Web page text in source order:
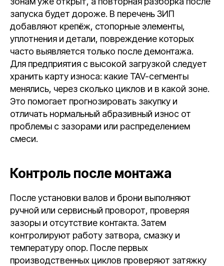
запуска будет дороже. В перечень ЗИП
добавляют крепёж, стопорные элементы,
уплотнения и детали, повреждение которых
часто выявляется только после демонтажа.
Для предприятия с высокой загрузкой следует
хранить карту износа: какие TAV-сегменты
менялись, через сколько циклов и в какой зоне.
Это помогает прогнозировать закупку и
отличать нормальный абразивный износ от
проблемы с зазорами или распределением
смеси.
Контроль после монтажа
После установки валов и брони выполняют
ручной или сервисный проворот, проверяя
зазоры и отсутствие контакта. Затем
контролируют работу затвора, смазку и
температуру опор. После первых
производственных циклов проверяют затяжку